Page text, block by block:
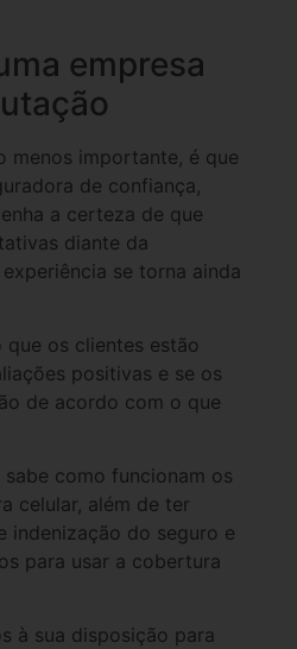
empresa
menos importante, é que
de confiança,
a certeza de que
diante da
se torna ainda
que os clientes estão
positivas e se os
de acordo com o que
como funcionam os
celular, além de ter
indenização do seguro e
para usar a cobertura
à sua disposição para